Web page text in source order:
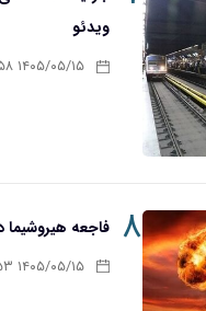
در حال تکرار است